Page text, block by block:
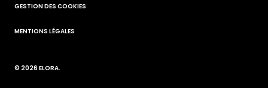
GESTION DES COOKIES
MENTIONS LÉGALES
© 2026ELORA.